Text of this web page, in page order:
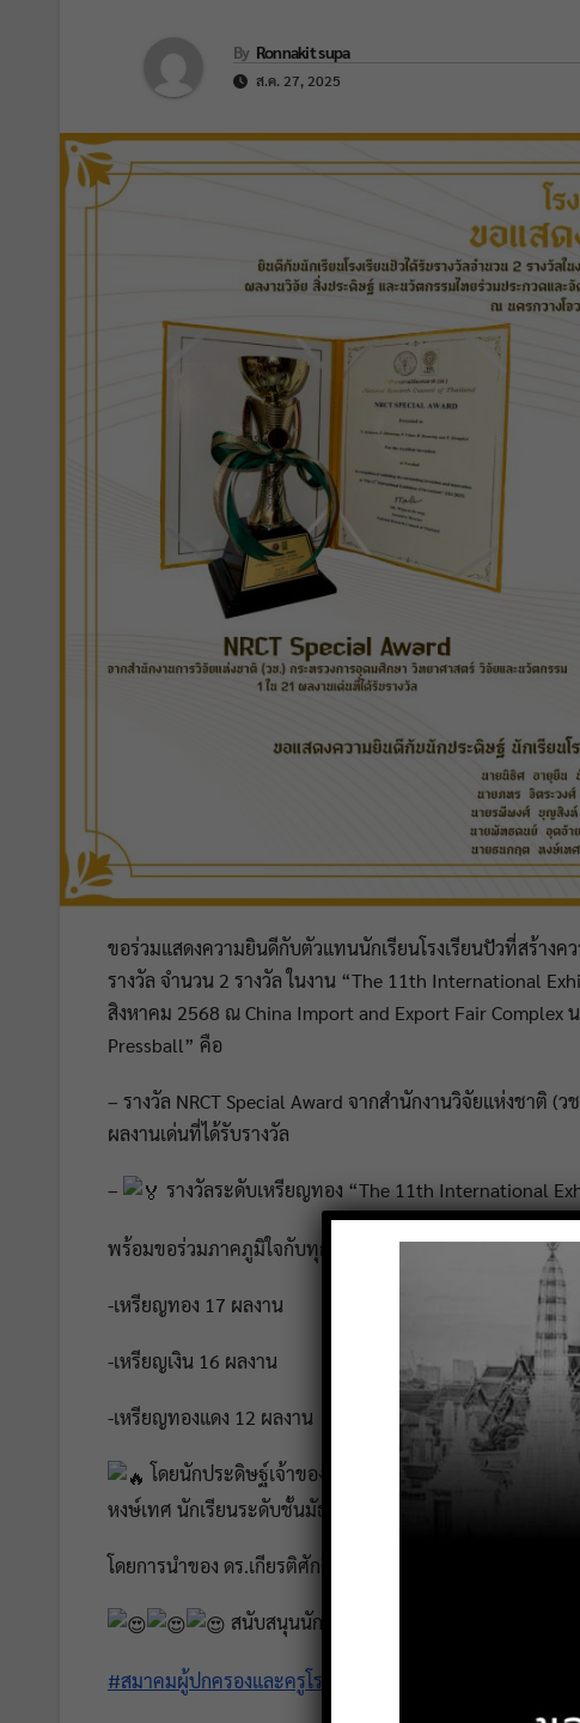
By Ronnakit supa
ส.ค. 27, 2025
ขอร่วมแสดงความยินดีกับตัวแทนนักเรียนโรงเรียนปัวที่สร้างค
รางวัล จำนวน 2 รางวัล ในงาน “The 11th International
สิงหาคม 2568 ณ China Import and Export Fair Complex
Pressball” คือ
– รางวัล NRCT Special Award จากสำนักงานวิจัยแห่งชาติ
ผลงานเด่นที่ได้รับรางวัล
– รางวัลระดับเหรียญทอง “The 11th International
พร้อมขอร่วมภาคภูมิใจกับทุกผลงานสิ่งประดิษฐ์จากประเทศไ
-เหรียญทอง 17 ผลงาน
-เหรียญเงิน 16 ผลงาน
-เหรียญทองแดง 12 ผลงาน
โดยนักประดิษฐ์เจ้าของผลงาน คือ นายนิธิศ อายุยืน น
หงษ์เทศ นักเรียนระดับชั้นมัธยมศึกษาปีที่ 6
โดยการนำของ ดร.เกียรติศักดิ์ สุทธหลวง ผู้อำนวยการโรงเรียนปั
สนับสนุนนักเรียนผู้ประดิษฐ์คิดค้น/ผลงานวิจัยโ
#สมาคมผู้ปกครองและครูโรงเรียนปัว